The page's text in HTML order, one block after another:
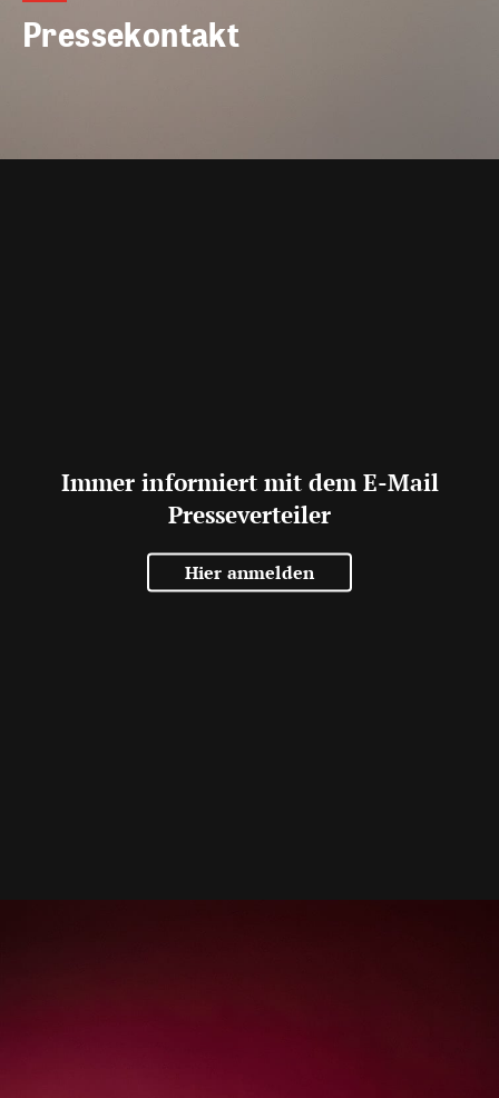
Pressekontakt
Immer informiert mit dem E-Mail
Presseverteiler
Hier anmelden